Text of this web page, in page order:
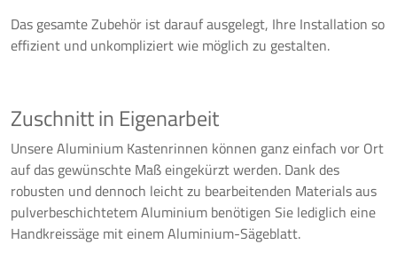
Das gesamte Zubehör ist darauf ausgelegt, Ihre Installation so
effizient und unkompliziert wie möglich zu gestalten.
Zuschnitt in Eigenarbeit
Unsere Aluminium Kastenrinnen können ganz einfach vor Ort
auf das gewünschte Maß eingekürzt werden. Dank des
robusten und dennoch leicht zu bearbeitenden Materials aus
pulverbeschichtetem Aluminium benötigen Sie lediglich eine
Handkreissäge mit einem Aluminium-Sägeblatt.